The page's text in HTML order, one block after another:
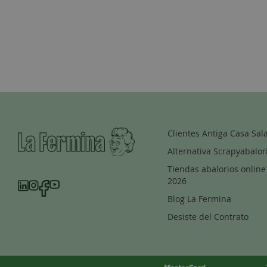
Clientes Antiga Casa Sala
Alternativa
Tiendas abalorios online
2026
Blog La Fermina
Desiste del Contrato